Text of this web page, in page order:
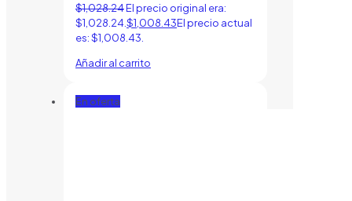
$1,028.24El precio original era:
$1,028.24.$1,008.43El precio actual
es: $1,008.43.
Añadir al carrito
En oferta